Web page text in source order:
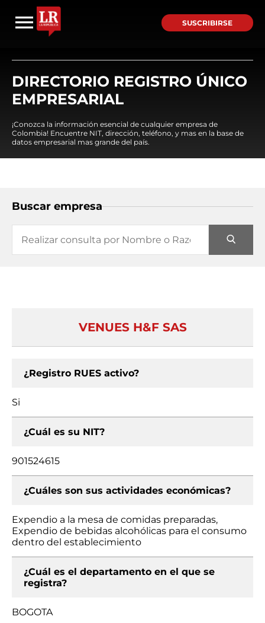
SUSCRIBIRSE
DIRECTORIO REGISTRO ÚNICO
EMPRESARIAL
¡Conozca la información esencial de cualquier empresa de
Colombia! Encuentre NIT, dirección, teléfono, y mas en la base de
datos empresarial mas grande del país.
Buscar empresa
VENUES H&F SAS
¿Registro RUES activo?
Si
¿Cuál es su NIT?
901524615
¿Cuáles son sus actividades económicas?
Expendio a la mesa de comidas preparadas,
Expendio de bebidas alcohólicas para el consumo
dentro del establecimiento
¿Cuál es el departamento en el que se
registra?
BOGOTA